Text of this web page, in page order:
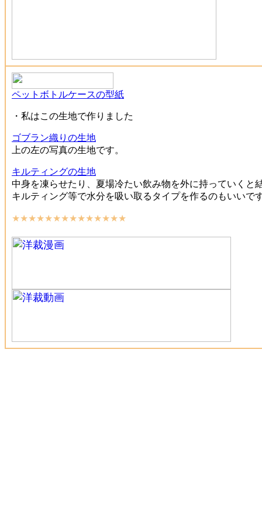
ペットボトルケースの型紙
・私はこの生地で作りました
ゴブラン織りの生地
上の左の写真の生地です。
キルティングの生地
中身を凍らせたり、夏場冷たい飲み物を外に持っていくと
キルティング等で水分を吸い取るタイプを作るのもいいで
★★★★★★★★★★★★★★